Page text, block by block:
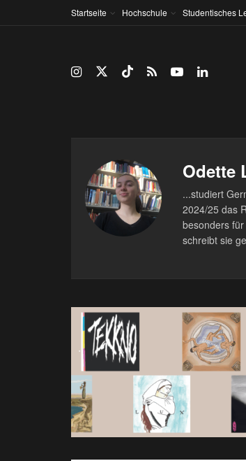
Startseite Hochschule Studentisches
Odette
...studiert
2024/25 das
besonders
schreibt sie